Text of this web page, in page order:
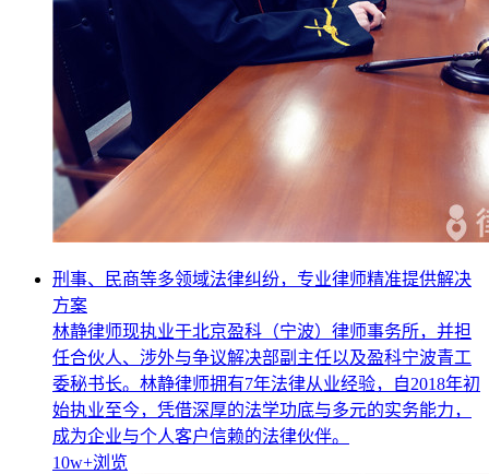
刑事、民商等多领域法律纠纷，专业律师精准提供解决
方案
林静律师现执业于北京盈科（宁波）律师事务所，并担
任合伙人、涉外与争议解决部副主任以及盈科宁波青工
委秘书长。林静律师拥有7年法律从业经验，自2018年初
始执业至今，凭借深厚的法学功底与多元的实务能力，
成为企业与个人客户信赖的法律伙伴。
10w+浏览